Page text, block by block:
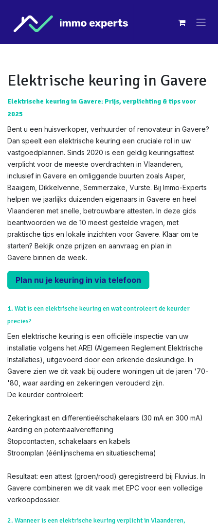
Elektrische keuring in Gavere
Elektrische keuring in Gavere: Prijs, verplichting & tips voor
2025
Bent u een huisverkoper, verhuurder of renovateur in Gavere?
Dan speelt een elektrische keuring een cruciale rol in uw
vastgoedplannen. Sinds 2020 is een geldig keuringsattest
verplicht voor de meeste overdrachten in Vlaanderen,
inclusief in Gavere en omliggende buurten zoals Asper,
Baaigem, Dikkelvenne, Semmerzake, Vurste. Bij Immo-Experts
helpen we jaarlijks duizenden eigenaars in Gavere en heel
Vlaanderen met snelle, betrouwbare attesten. In deze gids
beantwoorden we de 10 meest gestelde vragen, met
praktische tips en lokale inzichten voor Gavere. Klaar om te
starten? Bekijk onze prijzen en aanvraag en plan in
Gavere binnen de week.
Plan nu je keuring in via telefoon
1. Wat is een elektrische keuring en wat controleert de keurder
precies?
Een elektrische keuring is een officiële inspectie van uw
installatie volgens het AREI (Algemeen Reglement Elektrische
Installaties), uitgevoerd door een erkende deskundige. In
Gavere zien we dit vaak bij oudere woningen uit de jaren '70-
'80, waar aarding en zekeringen verouderd zijn.
De keurder controleert:
Zekeringkast en differentieëlschakelaars (30 mA en 300 mA)
Aarding en potentiaalvereffening
Stopcontacten, schakelaars en kabels
Stroomplan (éénlijnschema en situatieschema)
Resultaat: een attest (groen/rood) geregistreerd bij Fluvius. In
Gavere combineren we dit vaak met EPC voor een volledige
verkoopdossier.
2. Wanneer is een elektrische keuring verplicht in Vlaanderen,